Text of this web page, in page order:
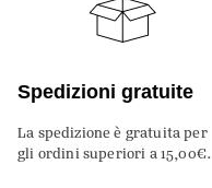
Spedizioni gratuite
La spedizione è gratuita per
gli ordini superiori a 15,00€.